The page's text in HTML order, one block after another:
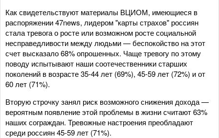
Как свидетельствуют материалы ВЦИОМ, имеющиеся в
распоряжении 47news, лидером "карты страхов" россиян
стала тревога о росте или возможном росте социальной
несправедливости между людьми — беспокойство на этот
счет высказало 68% опрошенных. Чаще тревогу по этому
поводу испытывают наши соотечественники старших
поколений в возрасте 35-44 лет (69%), 45-59 лет (72%) и от
60 лет (71%).
Вторую строчку занял риск возможного снижения дохода —
вероятным появление этой проблемы в жизни считают 63%
наших сограждан. Тревожные настроения преобладают
среди россиян 45-59 лет (71%).